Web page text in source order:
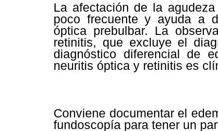
La afectación de la
poco frecuente y ayuda a
óptica prebulbar. La
retinitis, que excluye el
diagnóstico diferencial de
neuritis óptica y retinitis es
Conviene documentar el
fundoscopía para tener un